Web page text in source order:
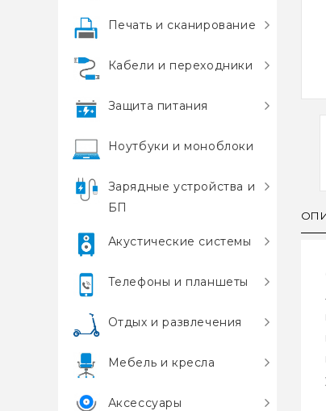
Печать и сканирование
Кабели и переходники
Защита питания
Ноутбуки и моноблоки
Зарядные устройства и
БП
Акустические системы
Телефоны и планшеты
Отдых и развлечения
Мебель и кресла
Аксессуары